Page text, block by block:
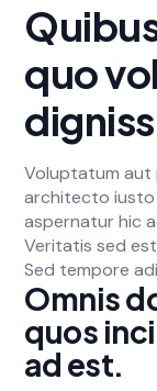
quo
Voluptatum aut
architecto iusto
aspernatur hic
Veritatis sed
Sed tempore
Omnis
quos
ad est.